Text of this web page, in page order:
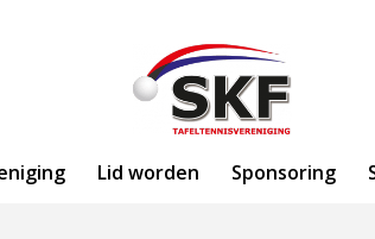
Lid worden Sponsoring